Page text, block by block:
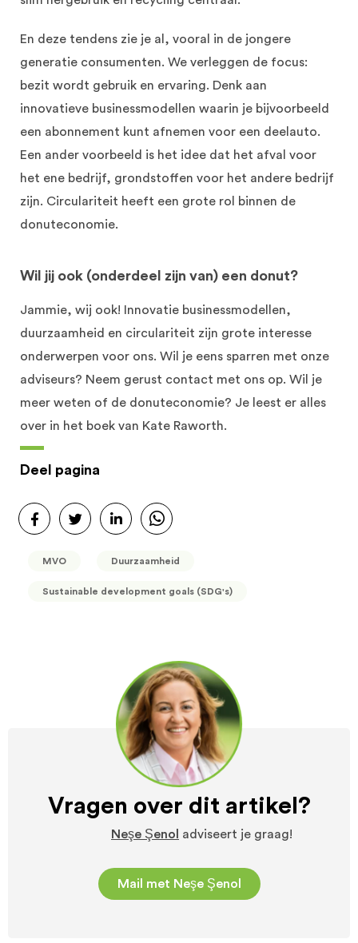
En deze tendens zie je al, vooral in de jongere
generatie consumenten. We verleggen de focus:
bezit wordt gebruik en ervaring. Denk aan
innovatieve businessmodellen waarin je bijvoorbeeld
een abonnement kunt afnemen voor een deelauto.
Een ander voorbeeld is het idee dat het afval voor
het ene bedrijf, grondstoffen voor het andere bedrijf
zijn. Circulariteit heeft een grote rol binnen de
donuteconomie.
Wil jij ook (onderdeel zijn van) een donut?
Jammie, wij ook! Innovatie businessmodellen,
duurzaamheid en circulariteit zijn grote interesse
onderwerpen voor ons. Wil je eens sparren met onze
adviseurs? Neem gerust contact met ons op. Wil je
meer weten of de donuteconomie? Je leest er alles
over in het boek van Kate Raworth.
Deel pagina
MVO Duurzaamheid
Sustainable development goals (SDG's)
Vragen over dit artikel?
Neşe Şenol adviseert je graag!
Mail met Neşe Şenol